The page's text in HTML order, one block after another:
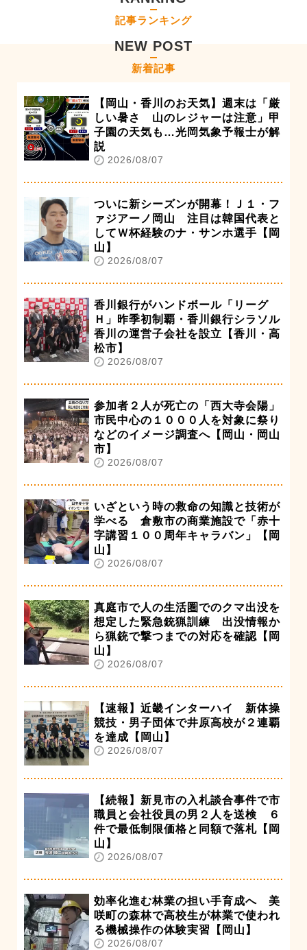
記事ランキング
NEW POST
新着記事
【岡山・香川のお天気】週末は「厳
しい暑さ 山のレジャーは注意」甲
子園の天気も…光岡気象予報士が解
説
2026/08/07
ついに新シーズンが開幕！Ｊ１・フ
ァジアーノ岡山 注目は韓国代表と
してＷ杯経験のナ・サンホ選手【岡
山】
2026/08/07
香川銀行がハンドボール「リーグ
Ｈ」昨季初制覇・香川銀行シラソル
香川の運営子会社を設立【香川・高
松市】
2026/08/07
参加者２人が死亡の「西大寺会陽」
市民中心の１０００人を対象に祭り
などのイメージ調査へ【岡山・岡山
市】
2026/08/07
いざという時の救命の知識と技術が
学べる 倉敷市の商業施設で「赤十
字講習１００周年キャラバン」【岡
山】
2026/08/07
真庭市で人の生活圏でのクマ出没を
想定した緊急銃猟訓練 出没情報か
ら猟銃で撃つまでの対応を確認【岡
山】
2026/08/07
【速報】近畿インターハイ 新体操
競技・男子団体で井原高校が２連覇
を達成【岡山】
2026/08/07
【続報】新見市の入札談合事件で市
職員と会社役員の男２人を送検 ６
件で最低制限価格と同額で落札【岡
山】
2026/08/07
効率化進む林業の担い手育成へ 美
咲町の森林で高校生が林業で使われ
る機械操作の体験実習【岡山】
2026/08/07